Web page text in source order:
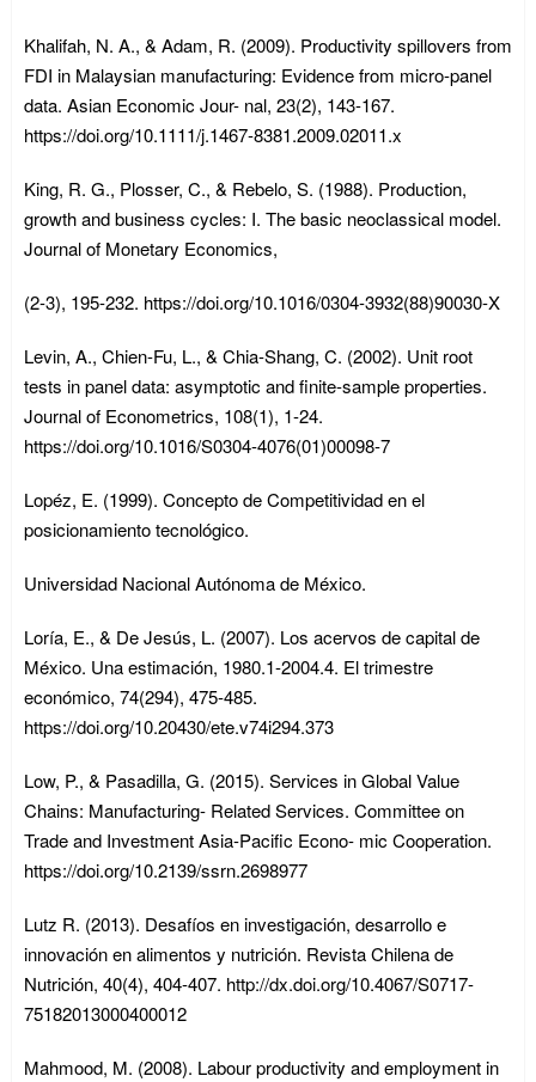
Khalifah, N. A., & Adam, R. (2009). Productivity spillovers from
FDI in Malaysian manufacturing: Evidence from micro-panel
data. Asian Economic Jour- nal, 23(2), 143-167.
https://doi.org/10.1111/j.1467-8381.2009.02011.x
King, R. G., Plosser, C., & Rebelo, S. (1988). Production,
growth and business cycles: I. The basic neoclassical model.
Journal of Monetary Economics,
(2-3), 195-232. https://doi.org/10.1016/0304-3932(88)90030-X
Levin, A., Chien-Fu, L., & Chia-Shang, C. (2002). Unit root
tests in panel data: asymptotic and finite-sample properties.
Journal of Econometrics, 108(1), 1-24.
https://doi.org/10.1016/S0304-4076(01)00098-7
Lopéz, E. (1999). Concepto de Competitividad en el
posicionamiento tecnológico.
Universidad Nacional Autónoma de México.
Loría, E., & De Jesús, L. (2007). Los acervos de capital de
México. Una estimación, 1980.1-2004.4. El trimestre
económico, 74(294), 475-485.
https://doi.org/10.20430/ete.v74i294.373
Low, P., & Pasadilla, G. (2015). Services in Global Value
Chains: Manufacturing- Related Services. Committee on
Trade and Investment Asia-Pacific Econo- mic Cooperation.
https://doi.org/10.2139/ssrn.2698977
Lutz R. (2013). Desafíos en investigación, desarrollo e
innovación en alimentos y nutrición. Revista Chilena de
Nutrición, 40(4), 404-407. http://dx.doi.org/10.4067/S0717-
75182013000400012
Mahmood, M. (2008). Labour productivity and employment in